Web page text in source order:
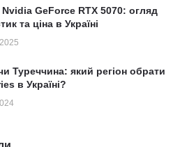
Nvidia GeForce RTX 5070: огляд
та ціна в Україні
Туреччина: який регіон обрати
в Україні?